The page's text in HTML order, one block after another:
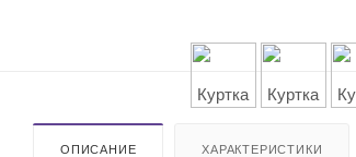
ОПИСАНИЕ ХАРАКТЕРИСТИКИ